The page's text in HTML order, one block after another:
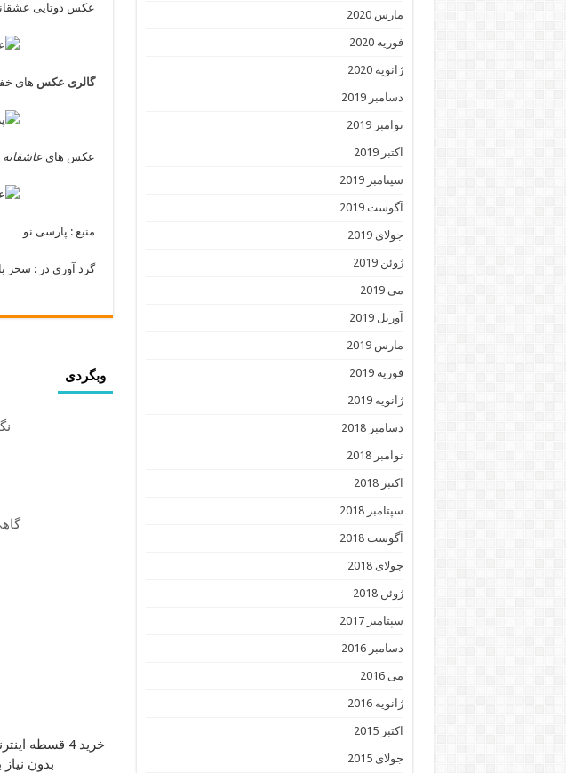
عکس دوتایی
گالری عکس های
عکس های عاشقانه
منبع : پارسی نو
گرد آوری در : سحر
وبگردی
خرید 4 قسطه اینترنت پیشگامان
بدون نیاز
مارس 2020
فوریه 2020
ژانویه 2020
دسامبر 2019
نوامبر 2019
اکتبر 2019
سپتامبر 2019
آگوست 2019
جولای 2019
ژوئن 2019
می 2019
آوریل 2019
مارس 2019
فوریه 2019
ژانویه 2019
دسامبر 2018
نوامبر 2018
اکتبر 2018
سپتامبر 2018
آگوست 2018
جولای 2018
ژوئن 2018
سپتامبر 2017
دسامبر 2016
می 2016
ژانویه 2016
اکتبر 2015
جولای 2015